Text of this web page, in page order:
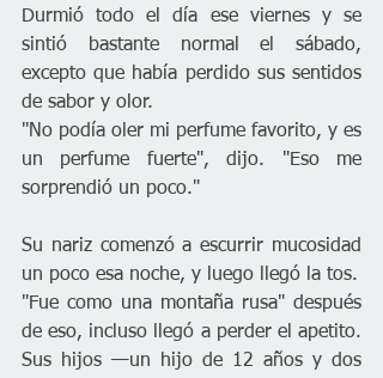
Durmió todo el día ese viernes y se
sintió bastante normal el sábado,
excepto que había perdido sus sentidos
de sabor y olor.
"No podía oler mi perfume favorito, y es
un perfume fuerte", dijo. "Eso me
sorprendió un poco."
Su nariz comenzó a escurrir mucosidad
un poco esa noche, y luego llegó la tos.
"Fue como una montaña rusa" después
de eso, incluso llegó a perder el apetito.
Sus hijos —un hijo de 12 años y dos